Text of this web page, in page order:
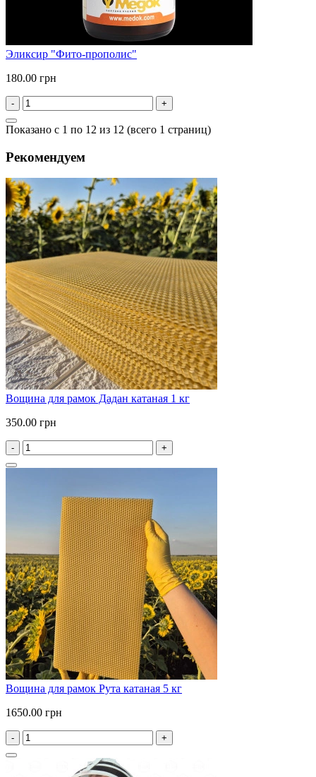
Эликсир "Фито-прополис"
180.00 грн
- +
Показано с 1 по 12 из 12 (всего 1 страниц)
Рекомендуем
Вощина для рамок Дадан катаная 1 кг
350.00 грн
- +
Вощина для рамок Рута катаная 5 кг
1650.00 грн
- +